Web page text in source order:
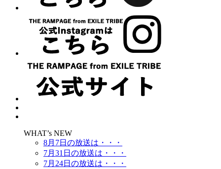
WHAT’s NEW
8月7日の放送は・・・
7月31日の放送は・・・
7月24日の放送は・・・